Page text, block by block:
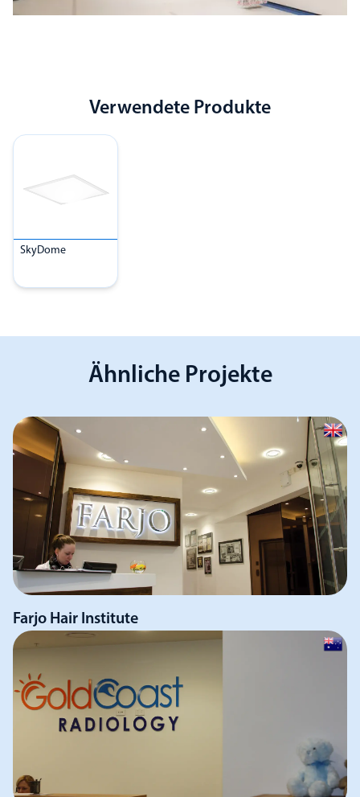
Verwendete Produkte
SkyDome
Ähnliche Projekte
Farjo Hair Institute